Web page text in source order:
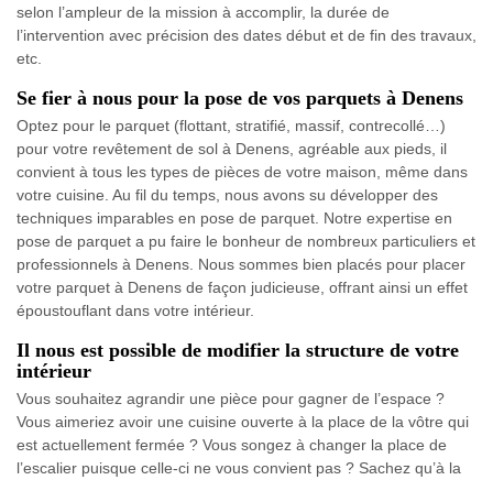
selon l’ampleur de la mission à accomplir, la durée de
l’intervention avec précision des dates début et de fin des travaux,
etc.
Se fier à nous pour la pose de vos parquets à Denens
Optez pour le parquet (flottant, stratifié, massif, contrecollé…)
pour votre revêtement de sol à Denens, agréable aux pieds, il
convient à tous les types de pièces de votre maison, même dans
votre cuisine. Au fil du temps, nous avons su développer des
techniques imparables en pose de parquet. Notre expertise en
pose de parquet a pu faire le bonheur de nombreux particuliers et
professionnels à Denens. Nous sommes bien placés pour placer
votre parquet à Denens de façon judicieuse, offrant ainsi un effet
époustouflant dans votre intérieur.
Il nous est possible de modifier la structure de votre
intérieur
Vous souhaitez agrandir une pièce pour gagner de l’espace ?
Vous aimeriez avoir une cuisine ouverte à la place de la vôtre qui
est actuellement fermée ? Vous songez à changer la place de
l’escalier puisque celle-ci ne vous convient pas ? Sachez qu’à la